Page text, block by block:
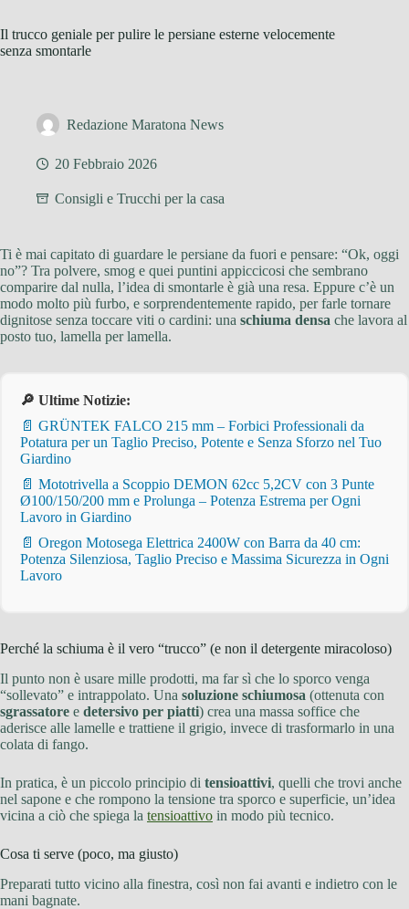
Il trucco geniale per pulire le persiane esterne velocemente
senza smontarle
Redazione Maratona News
20 Febbraio 2026
Consigli e Trucchi per la casa
Ti è mai capitato di guardare le persiane da fuori e pensare: “Ok, oggi
no”? Tra polvere, smog e quei puntini appiccicosi che sembrano
comparire dal nulla, l’idea di smontarle è già una resa. Eppure c’è un
modo molto più furbo, e sorprendentemente rapido, per farle tornare
dignitose senza toccare viti o cardini: una schiuma densa che lavora al
posto tuo, lamella per lamella.
🔎 Ultime Notizie:
📄 GRÜNTEK FALCO 215 mm – Forbici Professionali da
Potatura per un Taglio Preciso, Potente e Senza Sforzo nel Tuo
Giardino
📄 Mototrivella a Scoppio DEMON 62cc 5,2CV con 3 Punte
Ø100/150/200 mm e Prolunga – Potenza Estrema per Ogni
Lavoro in Giardino
📄 Oregon Motosega Elettrica 2400W con Barra da 40 cm:
Potenza Silenziosa, Taglio Preciso e Massima Sicurezza in Ogni
Lavoro
Perché la schiuma è il vero “trucco” (e non il detergente miracoloso)
Il punto non è usare mille prodotti, ma far sì che lo sporco venga
“sollevato” e intrappolato. Una soluzione schiumosa (ottenuta con
sgrassatore e detersivo per piatti) crea una massa soffice che
aderisce alle lamelle e trattiene il grigio, invece di trasformarlo in una
colata di fango.
In pratica, è un piccolo principio di tensioattivi, quelli che trovi anche
nel sapone e che rompono la tensione tra sporco e superficie, un’idea
vicina a ciò che spiega la tensioattivo in modo più tecnico.
Cosa ti serve (poco, ma giusto)
Preparati tutto vicino alla finestra, così non fai avanti e indietro con le
mani bagnate.